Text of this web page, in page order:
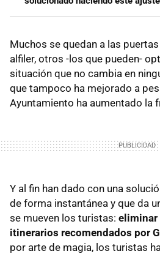
Muchos se quedan a las
alfiler, otros -los que pueden-
situación que no cambia en
que tampoco ha mejorado a
Ayuntamiento ha aumentado la
Y al fin han dado con una
de forma instantánea y que da
se mueven los turistas: eliminar
itinerarios recomendados por
por arte de magia, los turistas